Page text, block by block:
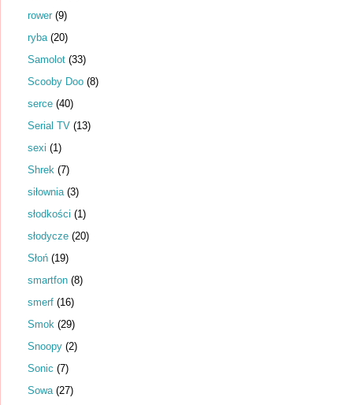
rower (9)
ryba (20)
Samolot (33)
Scooby Doo (8)
serce (40)
Serial TV (13)
sexi (1)
Shrek (7)
siłownia (3)
słodkości (1)
słodycze (20)
Słoń (19)
smartfon (8)
smerf (16)
Smok (29)
Snoopy (2)
Sonic (7)
Sowa (27)